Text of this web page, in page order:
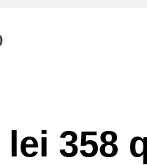
feira
lei 358